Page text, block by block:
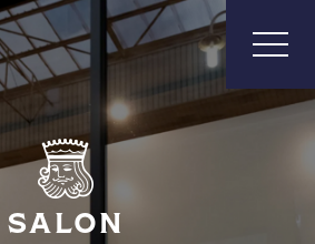
毛【Fab】
SALON